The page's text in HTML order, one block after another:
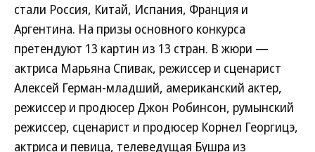
стали Россия, Китай, Испания, Франция и
Аргентина. На призы основного конкурса
претендуют 13 картин из 13 стран. В жюри —
актриса Марьяна Спивак, режиссер и сценарист
Алексей Герман-младший, американский актер,
режиссер и продюсер Джон Робинсон, румынский
режиссер, сценарист и продюсер Корнел Георгицэ,
актриса и певица, телеведущая Бушра из